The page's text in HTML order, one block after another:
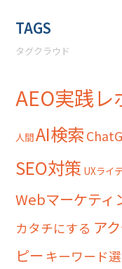
TAGS
タグクラウド
AEO実践レ
人間AI検索
SEO対策 UXライ
Webマーケティ
カタチにする ア
ピー キーワード